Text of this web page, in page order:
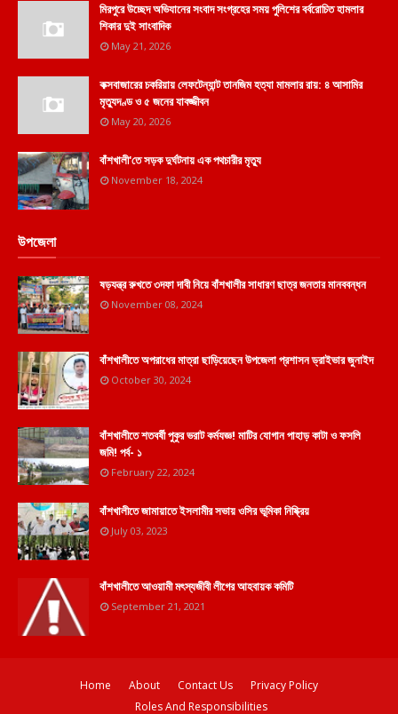
মিরপুরে উচ্ছেদ অভিযানের সংবাদ সংগ্রহের সময় পুলিশের বর্বরোচিত হামলার
শিকার দুই সাংবাদিক
May 21, 2026
কক্সবাজারের চকরিয়ায় লেফটেন্যান্ট তানজিম হত্যা মামলার রায়: ৪ আসামির
মৃত্যুদণ্ড ও ৫ জনের যাবজ্জীবন
May 20, 2026
বাঁশখালী'তে সড়ক দুর্ঘটনায় এক পথচারীর মৃত্যু
November 18, 2024
উপজেলা
ষড়যন্ত্র রুখতে ৩দফা দাবী নিয়ে বাঁশখালীর সাধারণ ছাত্র জনতার মানববন্ধন
November 08, 2024
বাঁশখালীতে অপরাধের মাত্রা ছাড়িয়েছেন উপজেলা প্রশাসন ড্রাইভার জুনাইদ
October 30, 2024
বাঁশখালীতে শতবর্ষী পুকুর ভরাট কর্মযজ্ঞ! মাটির যোগান পাহাড় কাটা ও ফসলি
জমি! পর্ব- ১
February 22, 2024
বাঁশখালীতে জামায়াতে ইসলামীর সভায় ওসির ভূমিকা নিষ্ক্রিয়
July 03, 2023
বাঁশখালীতে আওয়ামী মৎস্যজীবী লীগের আহবায়ক কমিটি
September 21, 2021
Home About Contact Us
Privacy Policy
Roles And Responsibilities